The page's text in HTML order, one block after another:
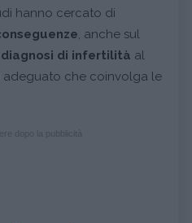
hanno cercato di
, anche sul
di infertilità al
che coinvolga le